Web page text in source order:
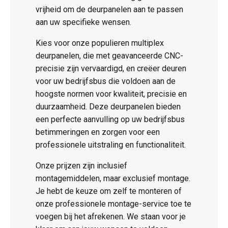
vrijheid om de deurpanelen aan te passen
aan uw specifieke wensen.
Kies voor onze populieren multiplex
deurpanelen, die met geavanceerde CNC-
precisie zijn vervaardigd, en creëer deuren
voor uw bedrijfsbus die voldoen aan de
hoogste normen voor kwaliteit, precisie en
duurzaamheid. Deze deurpanelen bieden
een perfecte aanvulling op uw bedrijfsbus
betimmeringen en zorgen voor een
professionele uitstraling en functionaliteit.
Onze prijzen zijn inclusief
montagemiddelen, maar exclusief montage.
Je hebt de keuze om zelf te monteren of
onze professionele montage-service toe te
voegen bij het afrekenen. We staan voor je